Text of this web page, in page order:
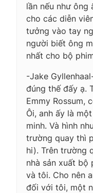
lần nếu như ông
cho các diễn
tưởng vào tay
người biết ông
nhất cho bộ
-Jake
đúng thế đấy ạ.
Emmy Rossum,
Ôi, anh ấy là
minh. Và hình
trường quay thì
hi). Trên trường
nhà sản xuất bộ
và tôi. Cho nên
đối với tôi, một